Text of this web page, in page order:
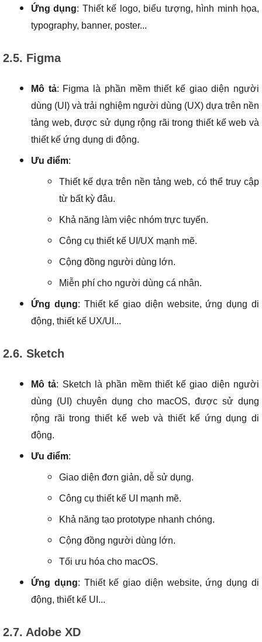
Ứng dụng: Thiết kế logo, biểu tượng, hình minh họa,
typography, banner, poster...
2.5. Figma
Mô tả: Figma là phần mềm thiết kế giao diện người
dùng (UI) và trải nghiệm người dùng (UX) dựa trên nền
tảng web, được sử dụng rộng rãi trong thiết kế web và
thiết kế ứng dụng di động.
Ưu điểm:
Thiết kế dựa trên nền tảng web, có thể truy cập
từ bất kỳ đâu.
Khả năng làm việc nhóm trực tuyến.
Công cụ thiết kế UI/UX mạnh mẽ.
Cộng đồng người dùng lớn.
Miễn phí cho người dùng cá nhân.
Ứng dụng: Thiết kế giao diện website, ứng dụng di
động, thiết kế UX/UI...
2.6. Sketch
Mô tả: Sketch là phần mềm thiết kế giao diện người
dùng (UI) chuyên dụng cho macOS, được sử dụng
rộng rãi trong thiết kế web và thiết kế ứng dụng di
động.
Ưu điểm:
Giao diện đơn giản, dễ sử dụng.
Công cụ thiết kế UI mạnh mẽ.
Khả năng tạo prototype nhanh chóng.
Cộng đồng người dùng lớn.
Tối ưu hóa cho macOS.
Ứng dụng: Thiết kế giao diện website, ứng dụng di
động, thiết kế UI...
2.7. Adobe XD